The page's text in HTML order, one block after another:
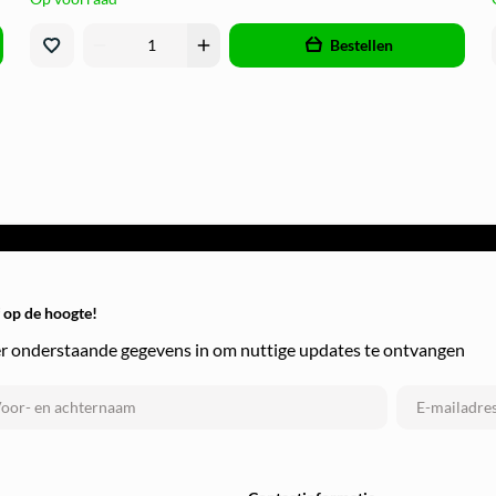
add Bestellen
de hoogte!
onderstaande gegevens in om nuttige updates te ontvangen